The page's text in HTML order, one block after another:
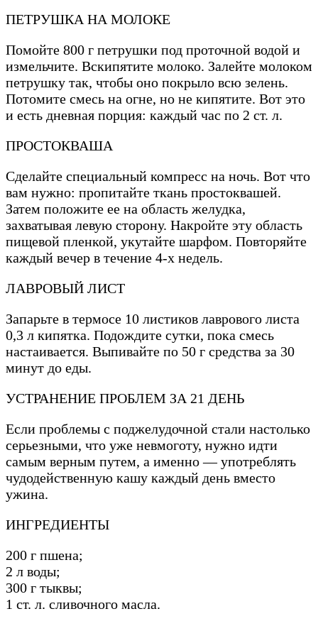
ПЕТРУШКА НА МОЛОКЕ
Помойте 800 г петрушки под проточной водой и
измельчите. Вскипятите молоко. Залейте молоком
петрушку так, чтобы оно покрыло всю зелень.
Потомите смесь на огне, но не кипятите. Вот это
и есть дневная порция: каждый час по 2 ст. л.
ПРОСТОКВАША
Сделайте специальный компресс на ночь. Вот что
вам нужно: пропитайте ткань простоквашей.
Затем положите ее на область желудка,
захватывая левую сторону. Накройте эту область
пищевой пленкой, укутайте шарфом. Повторяйте
каждый вечер в течение 4-х недель.
ЛАВРОВЫЙ ЛИСТ
Запарьте в термосе 10 листиков лаврового листа
0,3 л кипятка. Подождите сутки, пока смесь
настаивается. Выпивайте по 50 г средства за 30
минут до еды.
УСТРАНЕНИЕ ПРОБЛЕМ ЗА 21 ДЕНЬ
Если проблемы с поджелудочной стали настолько
серьезными, что уже невмоготу, нужно идти
самым верным путем, а именно — употреблять
чудодейственную кашу каждый день вместо
ужина.
ИНГРЕДИЕНТЫ
200 г пшена;
2 л воды;
300 г тыквы;
1 ст. л. сливочного масла.